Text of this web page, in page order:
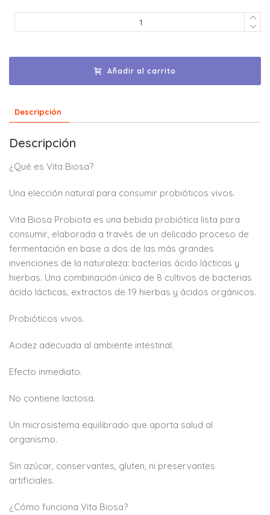
Añadir al carrito
Descripción
Descripción
¿Qué es Vita Biosa?
Una elección natural para consumir probióticos vivos.
Vita Biosa Probiota es una bebida probiótica lista para
consumir, elaborada a través de un delicado proceso de
fermentación en base a dos de las más grandes
invenciones de la naturaleza: bacterias ácido lácticas y
hierbas. Una combinación única de 8 cultivos de bacterias
ácido lácticas, extractos de 19 hierbas y ácidos orgánicos.
Probióticos vivos.
Acidez adecuada al ambiente intestinal.
Efecto inmediato.
No contiene lactosa.
Un microsistema equilibrado que aporta salud al
organismo.
Sin azúcar, conservantes, gluten, ni preservantes
artificiales.
¿Cómo funciona Vita Biosa?